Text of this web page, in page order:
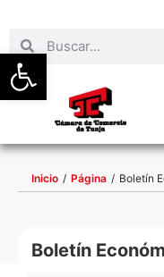
Abrir barra
Inicio / Página / Boletín
Boletín